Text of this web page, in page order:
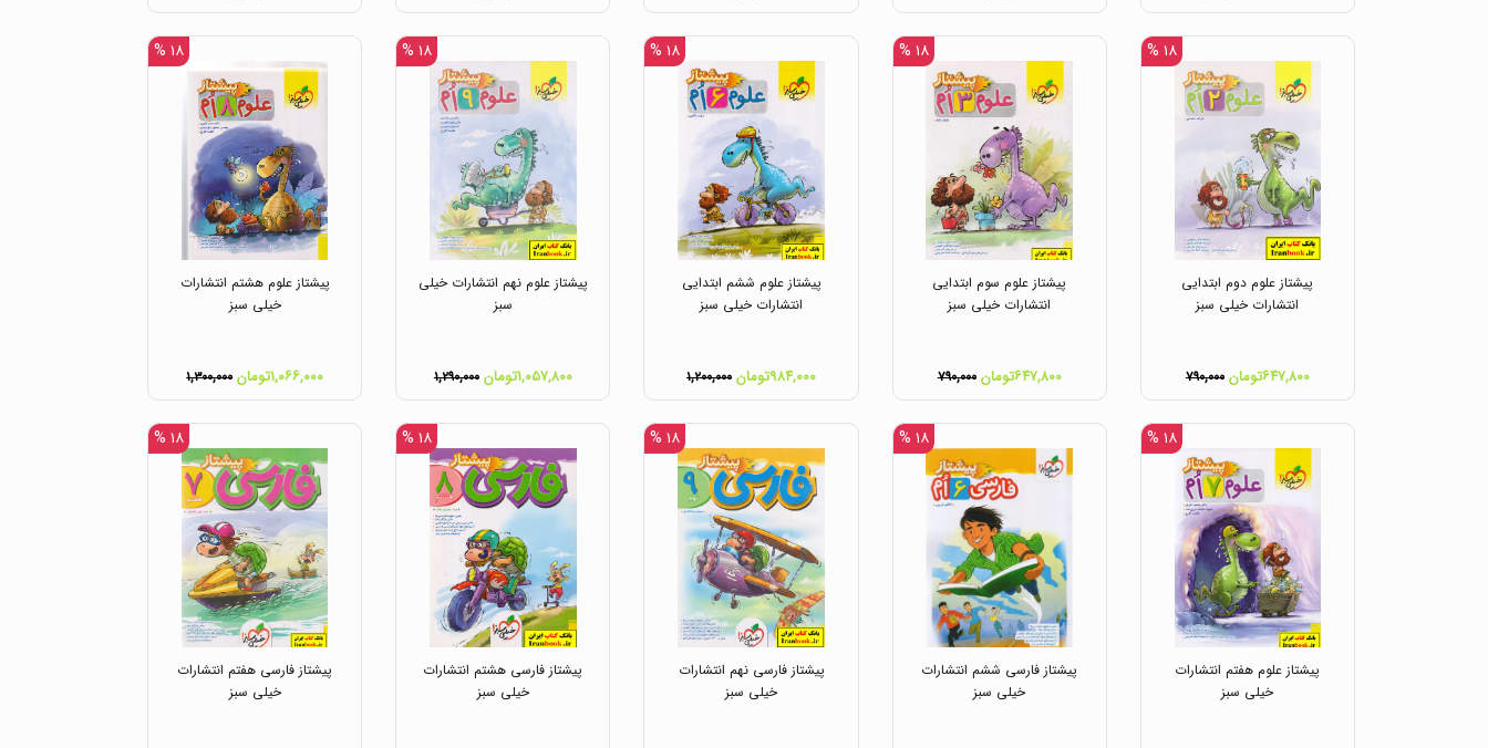
۱۸ %
پیشتاز علوم دوم ابتدایی
انتشارات خیلی سبز
۶۴۷,۸۰۰تومان ۷۹۰,۰۰۰
۱۸ %
پیشتاز علوم سوم ابتدایی
انتشارات خیلی سبز
۶۴۷,۸۰۰تومان ۷۹۰,۰۰۰
۱۸ %
پیشتاز علوم ششم ابتدایی
انتشارات خیلی سبز
۹۸۴,۰۰۰تومان ۱,۲۰۰,۰۰۰
۱۸ %
پیشتاز علوم نهم انتشارات خیلی
سبز
۱,۰۵۷,۸۰۰تومان ۱,۲۹۰,۰۰۰
۱۸ %
پیشتاز علوم هشتم انتشارات
خیلی سبز
۱,۰۶۶,۰۰۰تومان ۱,۳۰۰,۰۰۰
۱۸ %
پیشتاز علوم هفتم انتشارات
خیلی سبز
۱۸ %
پیشتاز فارسی ششم انتشارات
خیلی سبز
۱۸ %
پیشتاز فارسی نهم انتشارات
خیلی سبز
۱۸ %
پیشتاز فارسی هشتم انتشارات
خیلی سبز
۱۸ %
پیشتاز فارسی هفتم انتشارات
خیلی سبز